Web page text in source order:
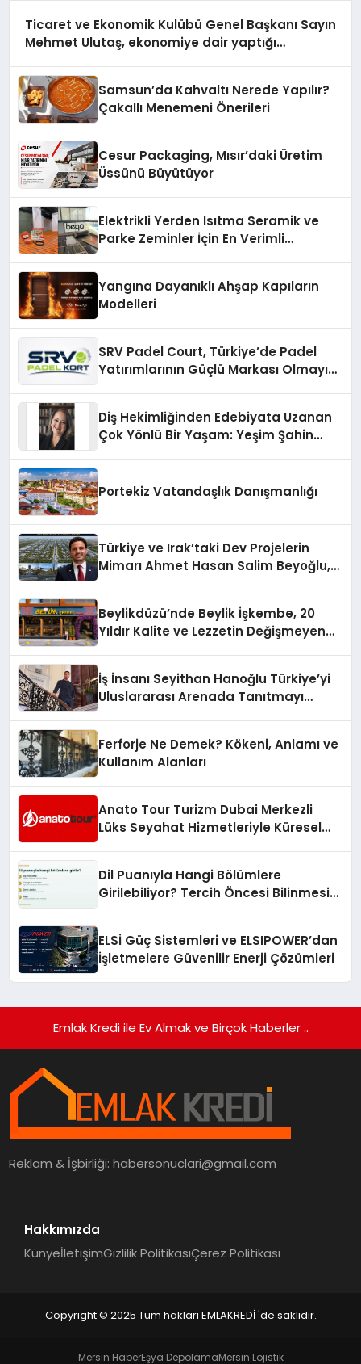
Ticaret ve Ekonomik Kulübü Genel Başkanı Sayın
Mehmet Ulutaş, ekonomiye dair yaptığı
Samsun’da Kahvaltı Nerede Yapılır?
Çakallı Menemeni Önerileri
Cesur Packaging, Mısır’daki Üretim
Üssünü Büyütüyor
Elektrikli Yerden Isıtma Seramik ve
Parke Zeminler İçin En Verimli
Yangına Dayanıklı Ahşap Kapıların
Modelleri
SRV Padel Court, Türkiye’de Padel
Yatırımlarının Güçlü Markası Olmayı
Diş Hekimliğinden Edebiyata Uzanan
Çok Yönlü Bir Yaşam: Yeşim Şahin
Portekiz Vatandaşlık Danışmanlığı
Türkiye ve Irak’taki Dev Projelerin
Mimarı Ahmet Hasan Salim Beyoğlu,
Hayata Geçirecek
Beylikdüzü’nde Beylik İşkembe, 20
Yıldır Kalite ve Lezzetin Değişmeyen
İş İnsanı Seyithan Hanoğlu Türkiye’yi
Uluslararası Arenada Tanıtmayı
Ferforje Ne Demek? Kökeni, Anlamı ve
Kullanım Alanları
Anato Tour Turizm Dubai Merkezli
Lüks Seyahat Hizmetleriyle Küresel
Dil Puanıyla Hangi Bölümlere
Girilebiliyor? Tercih Öncesi Bilinmesi
ELSİ Güç Sistemleri ve ELSIPOWER’dan
İşletmelere Güvenilir Enerji Çözümleri
Emlak Kredi ile Ev Almak ve Birçok Haberler ..
Reklam & İşbirliği:habersonuclari@gmail.com
Hakkımızda
KünyeİletişimGizlilik PolitikasıÇerez Politikası
Copyright © 2025 Tüm hakları EMLAKREDİ 'de saklıdır.
Mersin HaberEşya DepolamaMersin Lojistik